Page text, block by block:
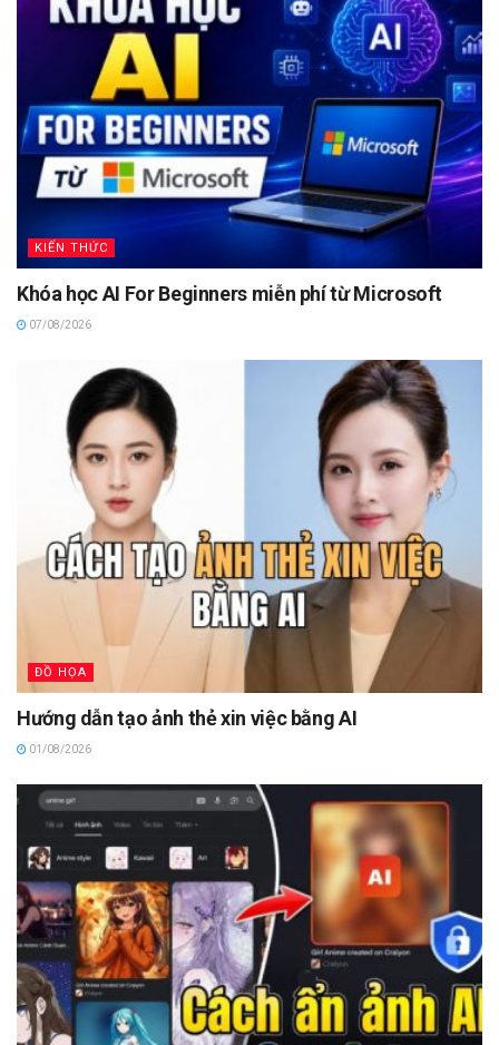
KIẾN THỨC
Khóa học AI For Beginners miễn phí từ Microsoft
07/08/2026
ĐỒ HỌA
Hướng dẫn tạo ảnh thẻ xin việc bằng AI
01/08/2026